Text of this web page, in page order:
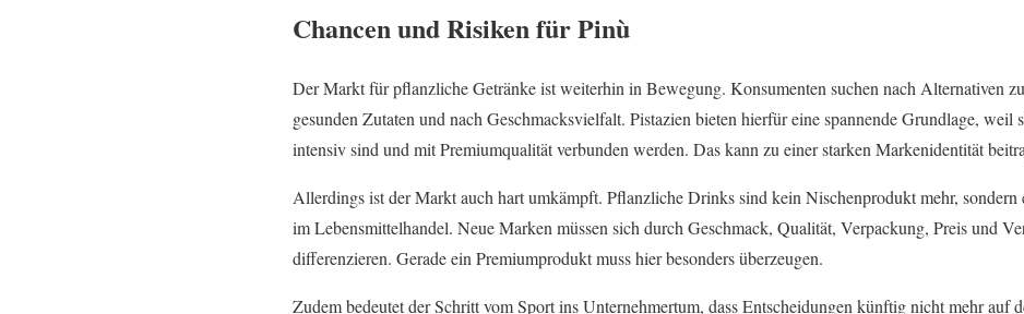
Chancen und Risiken für Pinù
Der Markt für pflanzliche Getränke ist weiterhin in Bewegung. Konsumenten suchen nach Alternativen
gesunden Zutaten und nach Geschmacksvielfalt. Pistazien bieten hierfür eine spannende Grundlage, weil
intensiv sind und mit Premiumqualität verbunden werden. Das kann zu einer starken Markenidentität
Allerdings ist der Markt auch hart umkämpft. Pflanzliche Drinks sind kein Nischenprodukt mehr, sondern
im Lebensmittelhandel. Neue Marken müssen sich durch Geschmack, Qualität, Verpackung, Preis und
differenzieren. Gerade ein Premiumprodukt muss hier besonders überzeugen.
Zudem bedeutet der Schritt vom Sport ins Unternehmertum, dass Entscheidungen künftig nicht mehr auf